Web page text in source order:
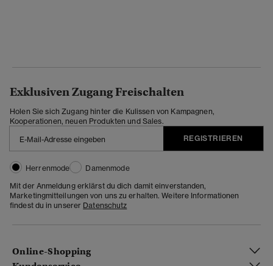
Exklusiven Zugang Freischalten
Holen Sie sich Zugang hinter die Kulissen von Kampagnen,
Kooperationen, neuen Produkten und Sales.
REGISTRIEREN
Herrenmode
Damenmode
Mit der Anmeldung erklärst du dich damit einverstanden,
Marketingmitteilungen von uns zu erhalten. Weitere Informationen
findest du in unserer Datenschutz
Online-Shopping